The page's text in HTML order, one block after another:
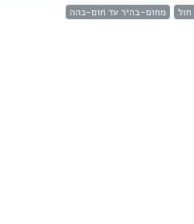
מחום-בהיר עד חום-כהה